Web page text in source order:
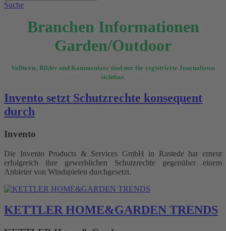
Suche
Branchen Informationen
Garden/Outdoor
Volltexte, Bilder und Kommentare sind nur für registrierte Journalisten
sichtbar.
Invento setzt Schutzrechte konsequent
durch
Invento
Die Invento Products & Services GmbH in Rastede hat erneut
erfolgreich ihre gewerblichen Schutzrechte gegenüber einem
Anbieter von Windspielen durchgesetzt.
KETTLER HOME&GARDEN TRENDS